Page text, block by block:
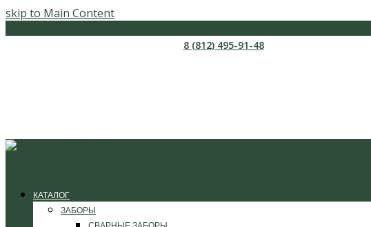
skip to Main Content
8 (812) 495-91-48
КАТАЛОГ
ЗАБОРЫ